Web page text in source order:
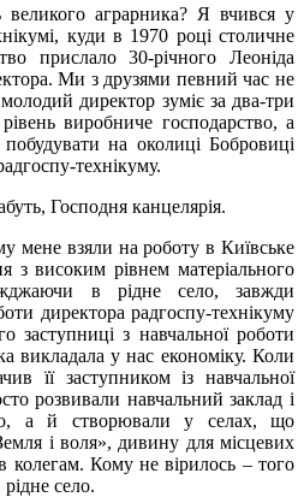
великого аграрника? Я вчився у
куди в 1970 році столичне
прислало 30-річного Леоніда
Ми з друзями певний час не
директор зуміє за два-три
виробниче господарство, а
на околиці Бобровиці
технікуму.
Господня канцелярія.
мене взяли на роботу в Київське
з високим рівнем матеріального
в рідне село, завжди
директора радгоспу-технікуму
заступниці з навчальної роботи
викладала у нас економіку. Коли
її заступником із навчальної
розвивали навчальний заклад і
а й створювали у селах, що
і воля», дивину для місцевих
колегам. Кому не вірилось – того
рідне село.